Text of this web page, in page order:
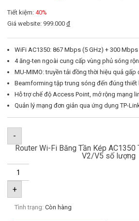
Tiết kiệm: 40%
Giá website: 999.000 đ
WiFi AC1350: 867 Mbps (5 GHz) + 300 Mbps
4 ăng-ten ngoài cung cấp vùng phủ sóng
MU-MIMO: truyền tải đồng thời hiệu quả
Beamforming tập trung sóng đến đúng thiết
Hỗ trợ chế độ Access Point, mở rộng mạng
Quản lý mạng đơn giản qua ứng dụng TP-
-
Router Wi-Fi Băng Tần Kép AC1350
V2/V5 số lượng
+
Tình trạng: Còn hàng